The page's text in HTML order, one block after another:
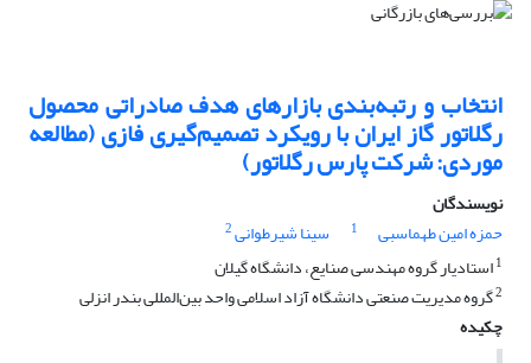
انتخاب و رتبه‌بندی بازارهای هدف صادراتی محصول
رگلاتور گاز ایران با رویکرد تصمیم‌گیری فازی (مطالعه
موردی: شرکت پارس رگلاتور)
نویسندگان
حمزه امین طهماسبی
1 سینا شیرطوانی2
1استادیار گروه مهندسی صنایع، دانشگاه گیلان
2گروه مدیریت صنعتی دانشگاه آزاد اسلامی واحد بین‌المللی بندر انزلی
چکیده